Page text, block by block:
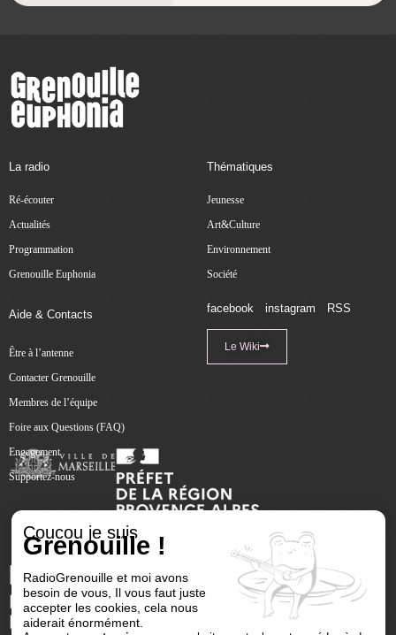
La radio
Ré-écouter
Actualités
Programmation
Grenouille Euphonia
Thématiques
Jeunesse
Art&Culture
Environnement
Société
Aide & Contacts
Être à l’antenne
Contacter Grenouille
Membres de l’équipe
Foire aux Questions (FAQ)
Engagement
Supportez-nous
facebook instagram RSS
Le Wiki
Coucou je suis
Grenouille !
RadioGrenouille et moi avons
besoin de vous, Il vous faut juste
accepter les cookies, cela nous
aiderait énormément.